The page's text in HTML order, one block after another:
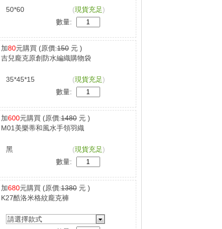
50*60 (現貨充足)
數量:
加80元購買 (原價:150元 )
吉兒龐克原創防水編織購物袋
35*45*15 (現貨充足)
數量:
加600元購買 (原價:1480元 )
M01美樂蒂和風水手領羽織
黑 (現貨充足)
數量:
加680元購買 (原價:1380元 )
K27酷洛米格紋龐克褲
請選擇款式